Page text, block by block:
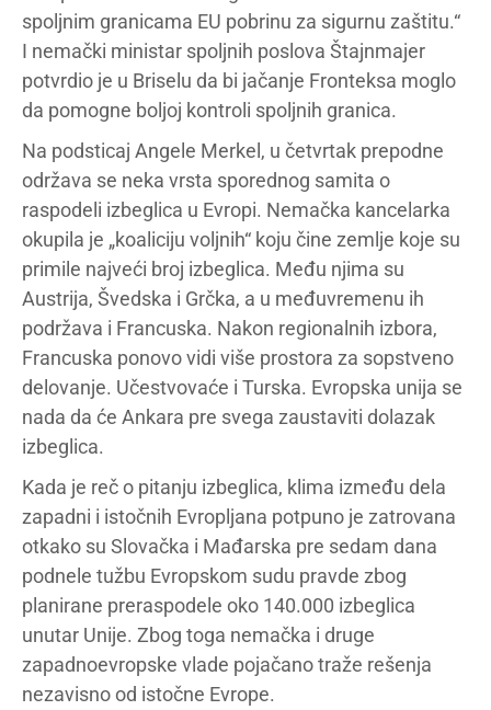
spoljnim granicama EU pobrinu za sigurnu zaštitu.“
I nemački ministar spoljnih poslova Štajnmajer
potvrdio je u Briselu da bi jačanje Fronteksa moglo
da pomogne boljoj kontroli spoljnih granica.
Na podsticaj Angele Merkel, u četvrtak prepodne
održava se neka vrsta sporednog samita o
raspodeli izbeglica u Evropi. Nemačka kancelarka
okupila je „koaliciju voljnih“ koju čine zemlje koje su
primile najveći broj izbeglica. Među njima su
Austrija, Švedska i Grčka, a u međuvremenu ih
podržava i Francuska. Nakon regionalnih izbora,
Francuska ponovo vidi više prostora za sopstveno
delovanje. Učestvovaće i Turska. Evropska unija se
nada da će Ankara pre svega zaustaviti dolazak
izbeglica.
Kada je reč o pitanju izbeglica, klima između dela
zapadni i istočnih Evropljana potpuno je zatrovana
otkako su Slovačka i Mađarska pre sedam dana
podnele tužbu Evropskom sudu pravde zbog
planirane preraspodele oko 140.000 izbeglica
unutar Unije. Zbog toga nemačka i druge
zapadnoevropske vlade pojačano traže rešenja
nezavisno od istočne Evrope.